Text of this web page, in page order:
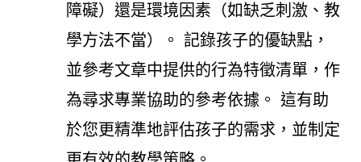
障礙）還是環境因素（如缺乏刺激、教
學方法不當）。 記錄孩子的優缺點，
並參考文章中提供的行為特徵清單，作
為尋求專業協助的參考依據。 這有助
於您更精準地評估孩子的需求，並制定